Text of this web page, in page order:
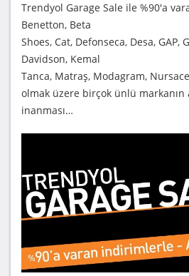
Trendyol Garage Sale ile %90'a
Benetton, Beta
Shoes, Cat, Defonseca, Desa, GAP,
Davidson, Kemal
Tanca, Matraş, Modagram,
olmak üzere birçok ünlü markanın
inanması…